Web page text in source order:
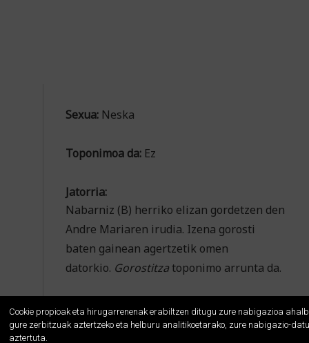
Sexua: Neska
Toponimoa da: Ez
Jatorria:
Nabarniz (B) herriko elizan gordetzen den
Andre Mariaren irudia. Izena gorosti
baten gainean agertzetik omen
datorkio. Gorostitzatoponimo arrunta da.
Cookie propioak eta hirugarrenenak erabiltzen ditugu zure nabigazioa
gure zerbitzuak aztertzeko eta helburu analitikoetarako, zure nabigazio-
aztertuta.